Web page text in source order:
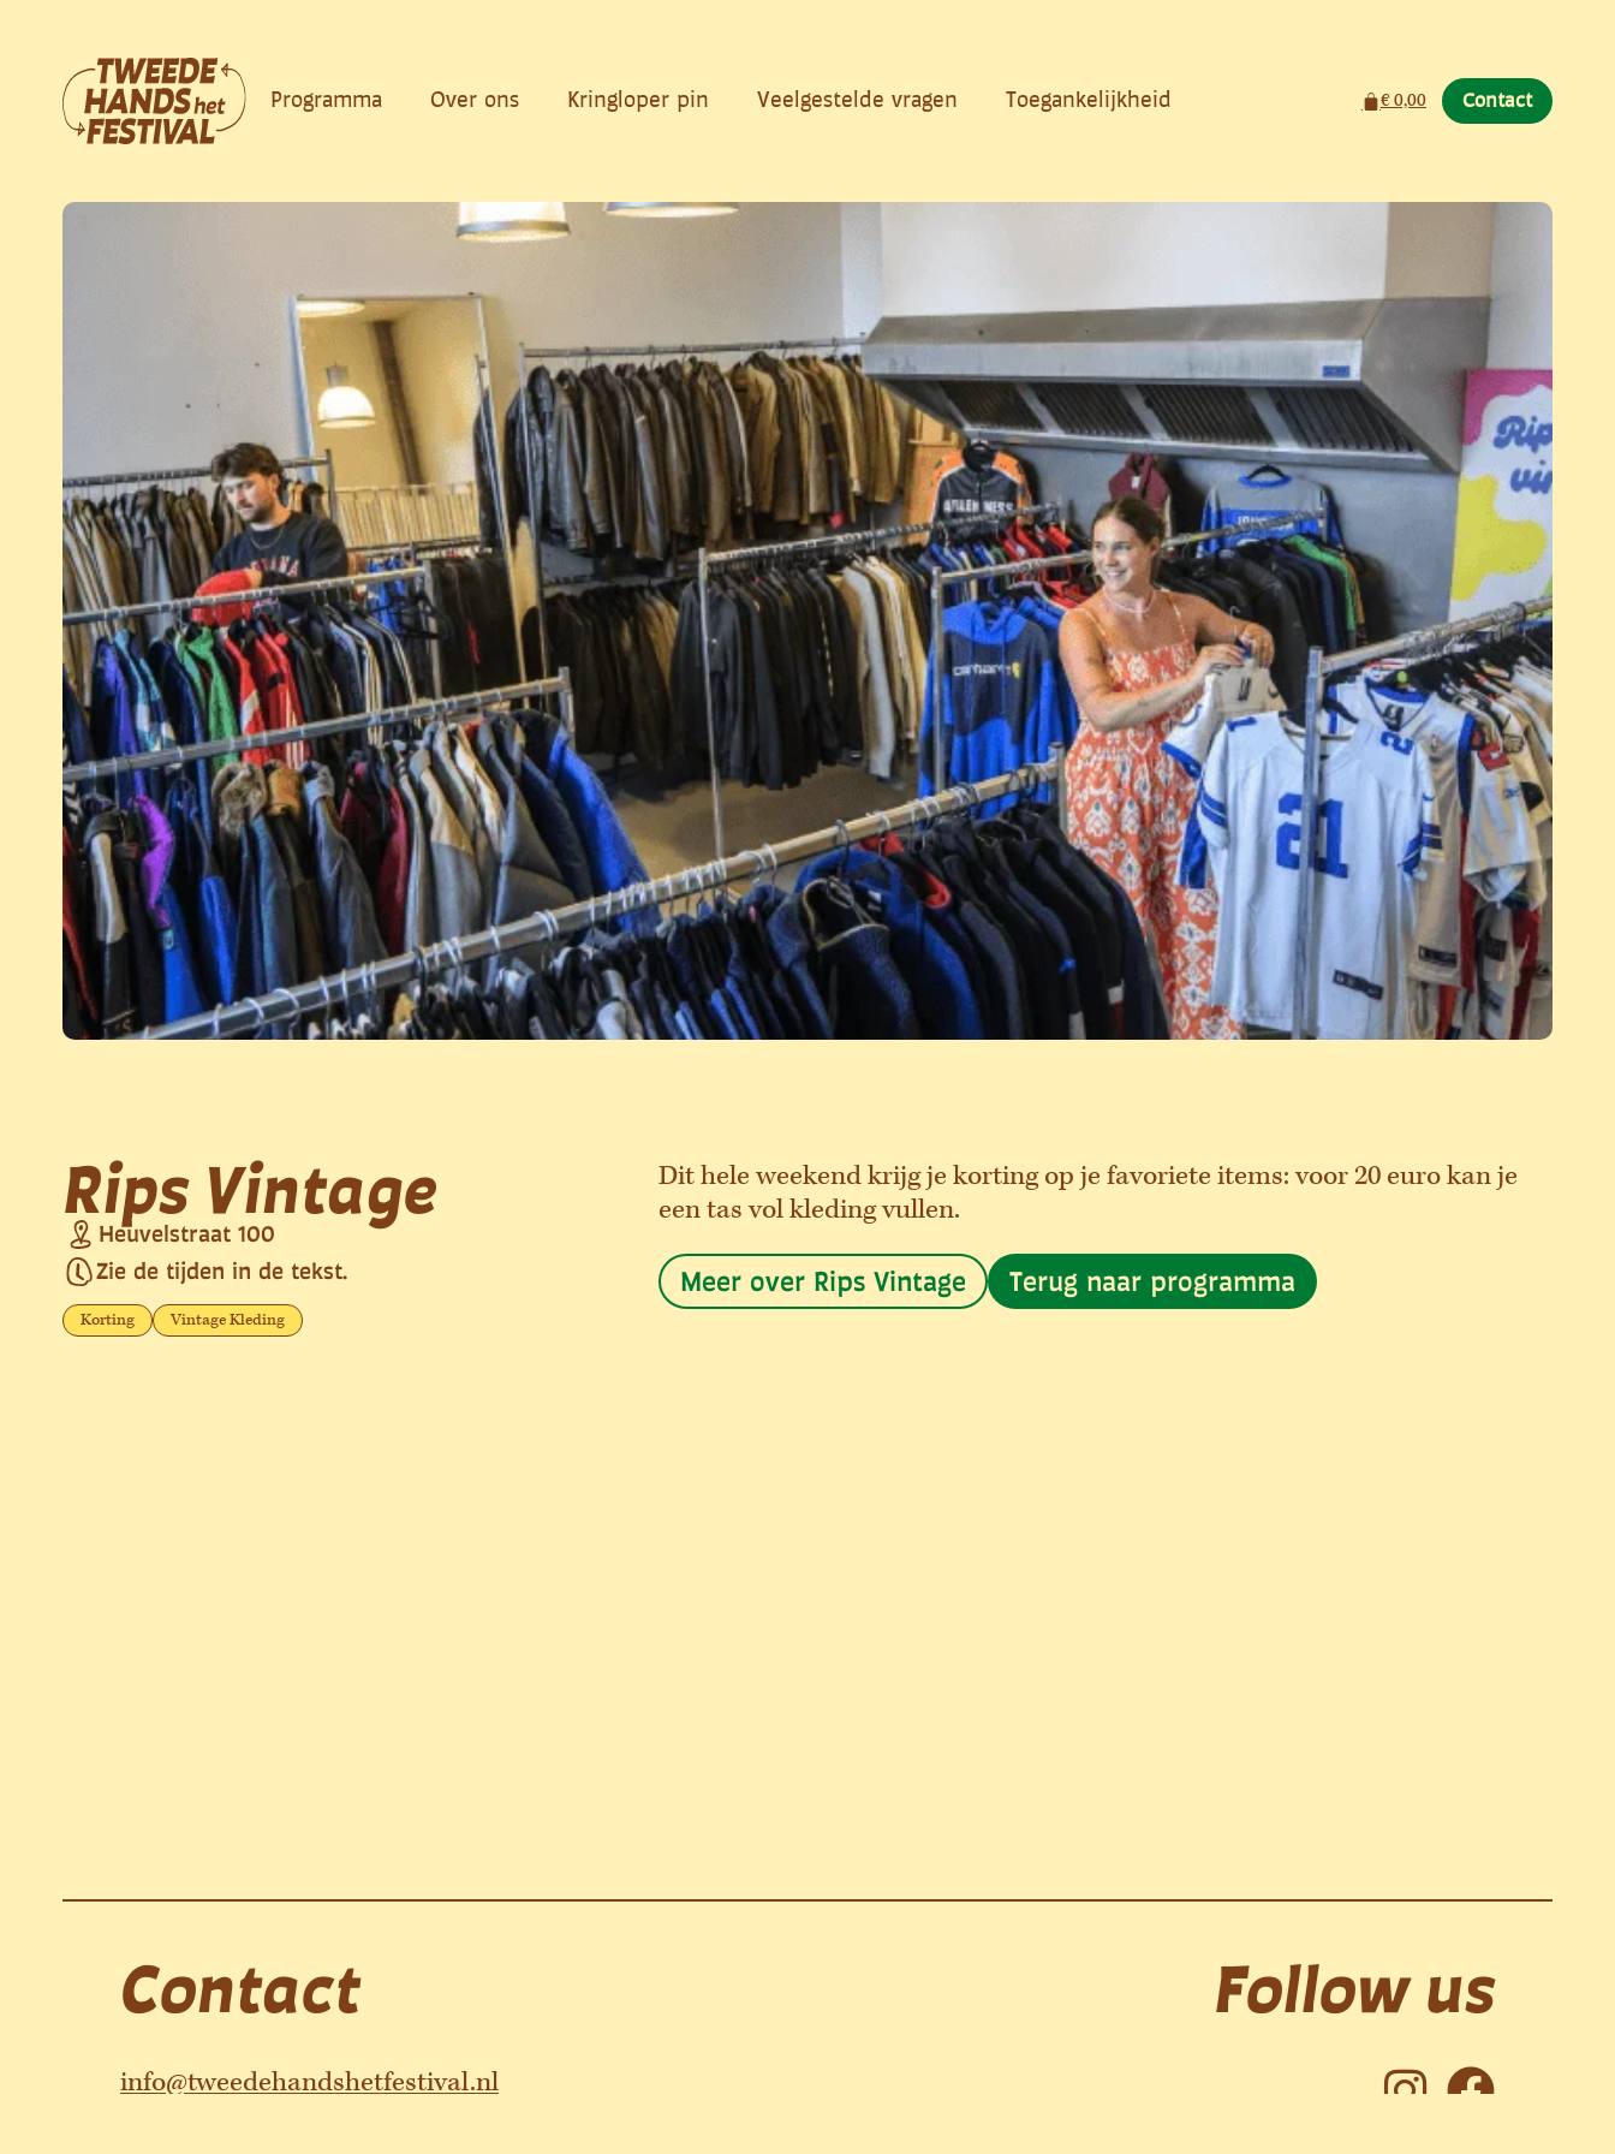
inhoud
Programma Over ons Kringloper pin Veelgestelde vragen Toegankelijkheid €0,00
WinkelwagenContact
Rips Vintage
Heuvelstraat 100
Zie de tijden in de tekst.
Korting Vintage Kleding
Dit hele weekend krijg je korting op je favoriete items: voor 20 euro kan je
een tas vol kleding vullen.
Meer over Rips Vintage Terug naar programma
Contact
info@tweedehandshetfestival.nl
Follow us
I
F